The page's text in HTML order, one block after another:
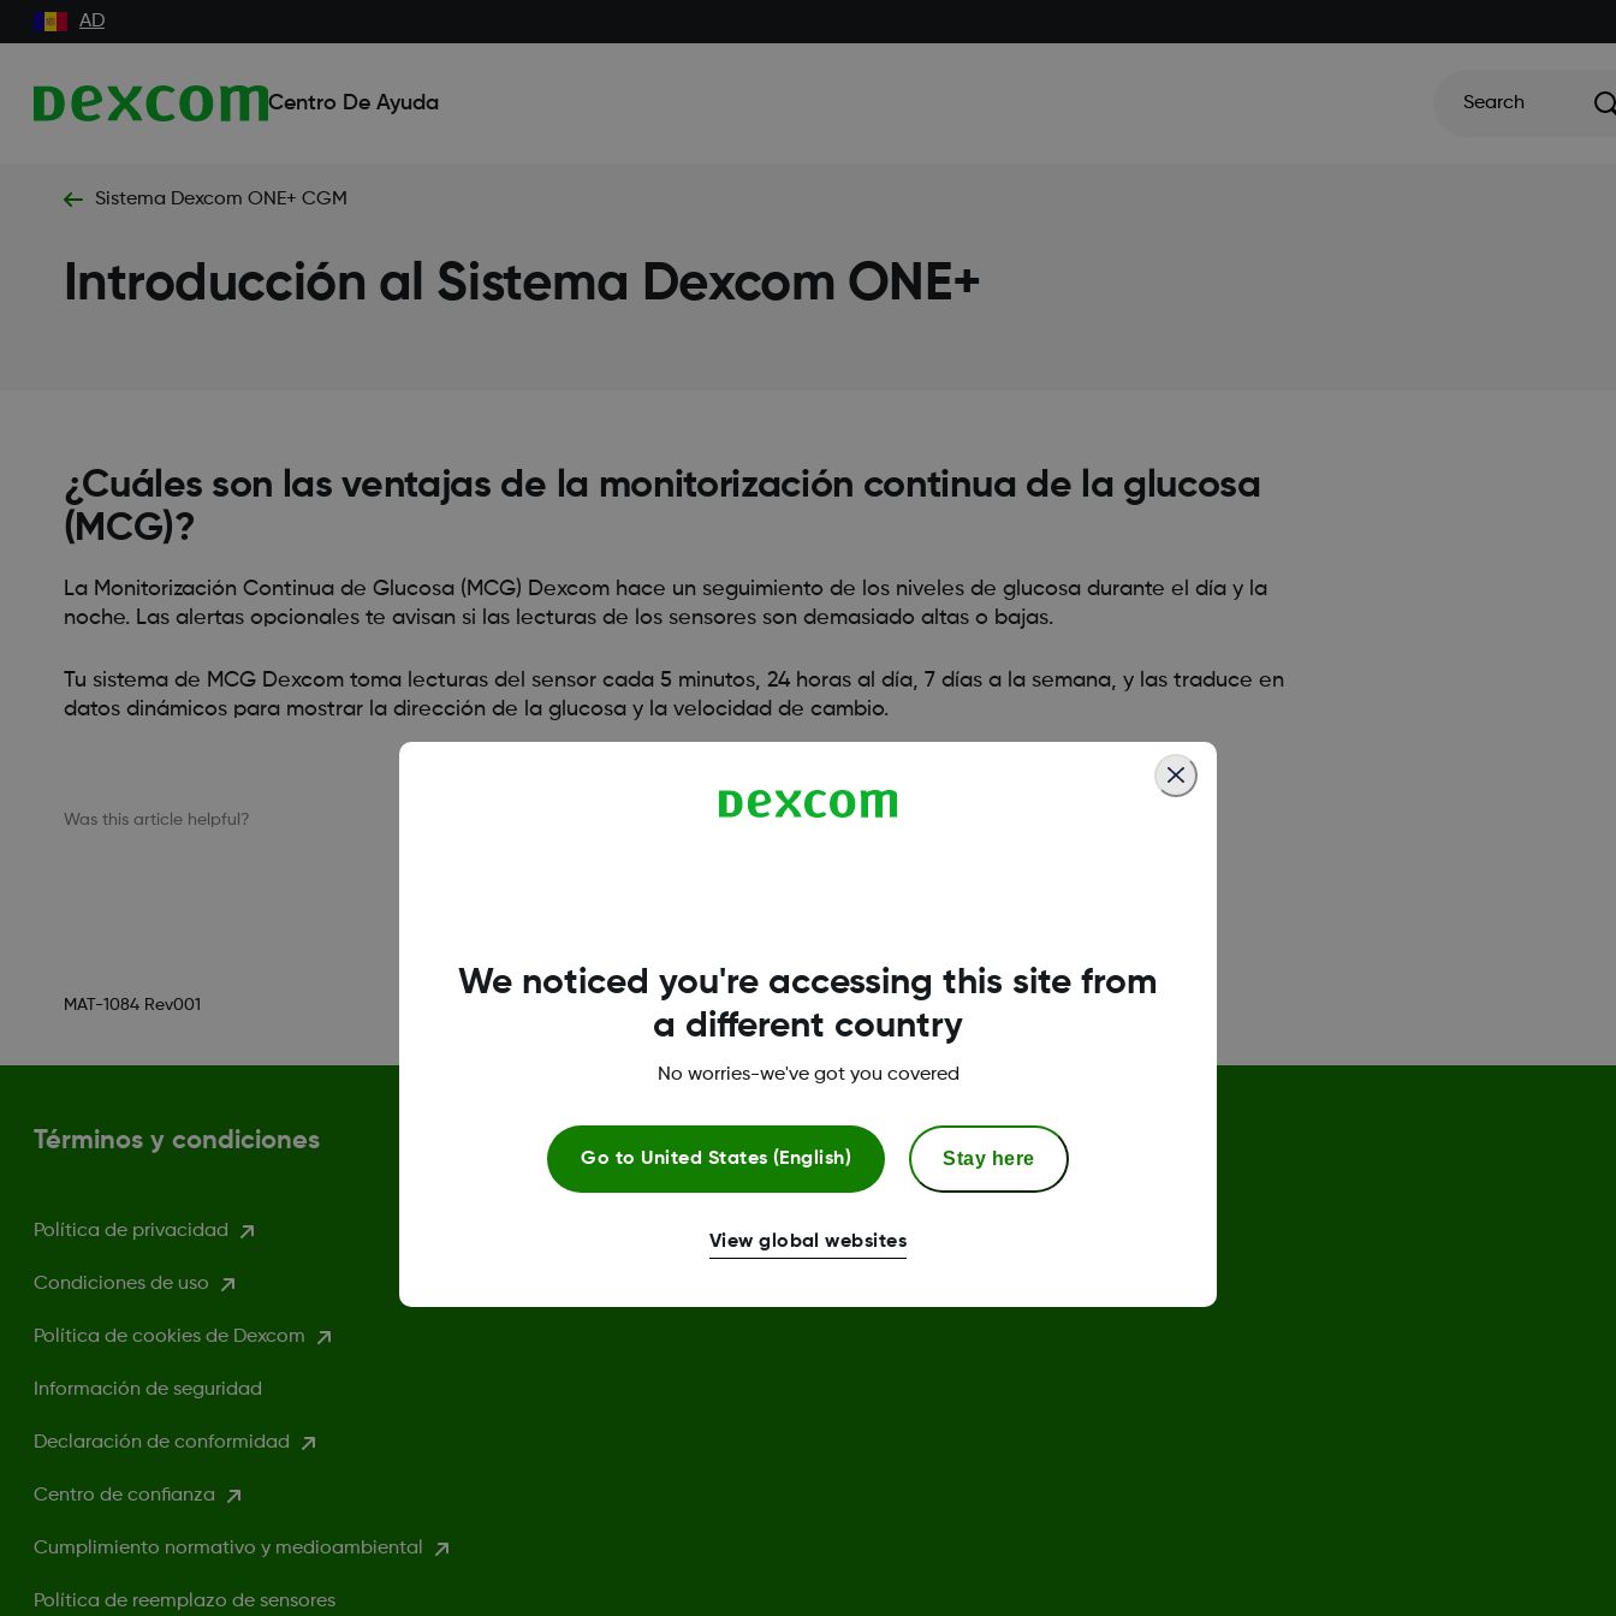
AD
Centro De Ayuda Search
Sistema Dexcom ONE+ CGM
Introducción al Sistema Dexcom ONE+
¿Cuáles son las ventajas de la monitorización continua de la glucosa
(MCG)?
La Monitorización Continua de Glucosa (MCG) Dexcom hace un seguimiento de los niveles de glucosa durante el día y la
noche. Las alertas opcionales te avisan si las lecturas de los sensores son demasiado altas o bajas.
Tu sistema de MCG Dexcom toma lecturas del sensor cada 5 minutos, 24 horas al día, 7 días a la semana, y las traduce en
datos dinámicos para mostrar la dirección de la glucosa y la velocidad de cambio.
Was this article helpful?
MAT-1084 Rev001
Términos y condiciones
Política de privacidad
Condiciones de uso
Política de cookies de Dexcom
Información de seguridad
Declaración de conformidad
Centro de confianza
Cumplimiento normativo y medioambiental
Política de reemplazo de sensores
We noticed you're accessing this site from
a different country
No worries-we've got you covered
Go to United States (English) Stay here
View global websites